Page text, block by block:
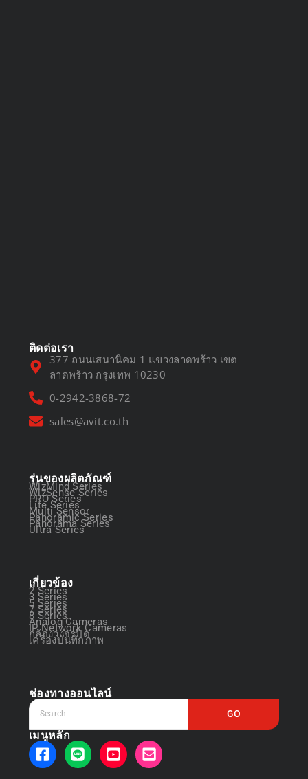
ติดต่อเรา
377 ถนนเสนานิคม 1 แขวงลาดพร้าว เขต
ลาดพร้าว กรุงเทพ 10230
0-2942-3868-72
sales@avit.co.th
รุ่นของผลิตภัณฑ์
WizMind Series
WizSense Series
PRO Series
Lite Series
Multi Sensor
Panoramic Series
Panorama Series
Ultra Series
เกี่ยวข้อง
2 Series
3 Series
5 Series
7 Series
8 Series
Analog Cameras
IP Network Cameras
กล้องวงจรปิด
เครื่องบันทึกภาพ
ช่องทางออนไลน์
GO
เมนูหลัก